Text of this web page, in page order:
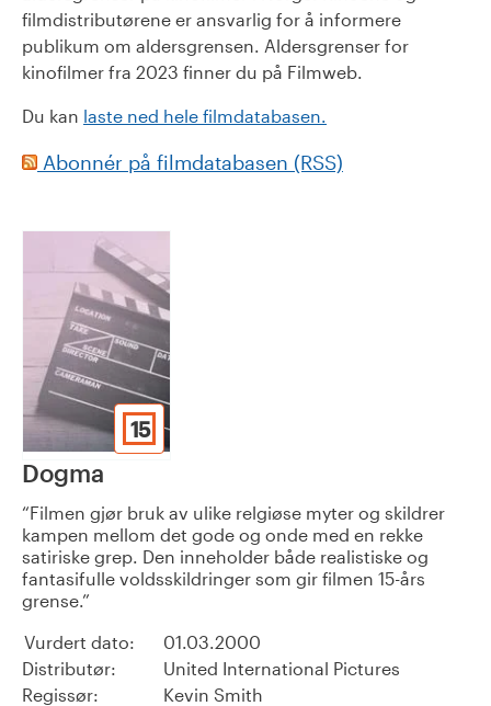
filmdistributørene er ansvarlig for å informere
publikum om aldersgrensen. Aldersgrenser for
kinofilmer fra 2023 finner du på Filmweb.
Du kan laste ned hele filmdatabasen.
Abonnér på filmdatabasen (RSS)
15
Dogma
Filmen gjør bruk av ulike relgiøse myter og skildrer
kampen mellom det gode og onde med en rekke
satiriske grep. Den inneholder både realistiske og
fantasifulle voldsskildringer som gir filmen 15-års
grense.
Vurdert dato:
01.03.2000
Distributør:
United International Pictures
Regissør:
Kevin Smith